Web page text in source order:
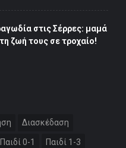
στις Σέρρες: μαμά
ζωή τους σε τροχαίο!
Διασκέδαση
Παιδί 0-1 Παιδί 1-3